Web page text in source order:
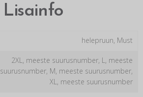
Lisainfo
helepruun, Must
2XL, meeste suurusnumber, L, meeste
suurusnumber, M, meeste suurusnumber,
XL, meeste suurusnumber